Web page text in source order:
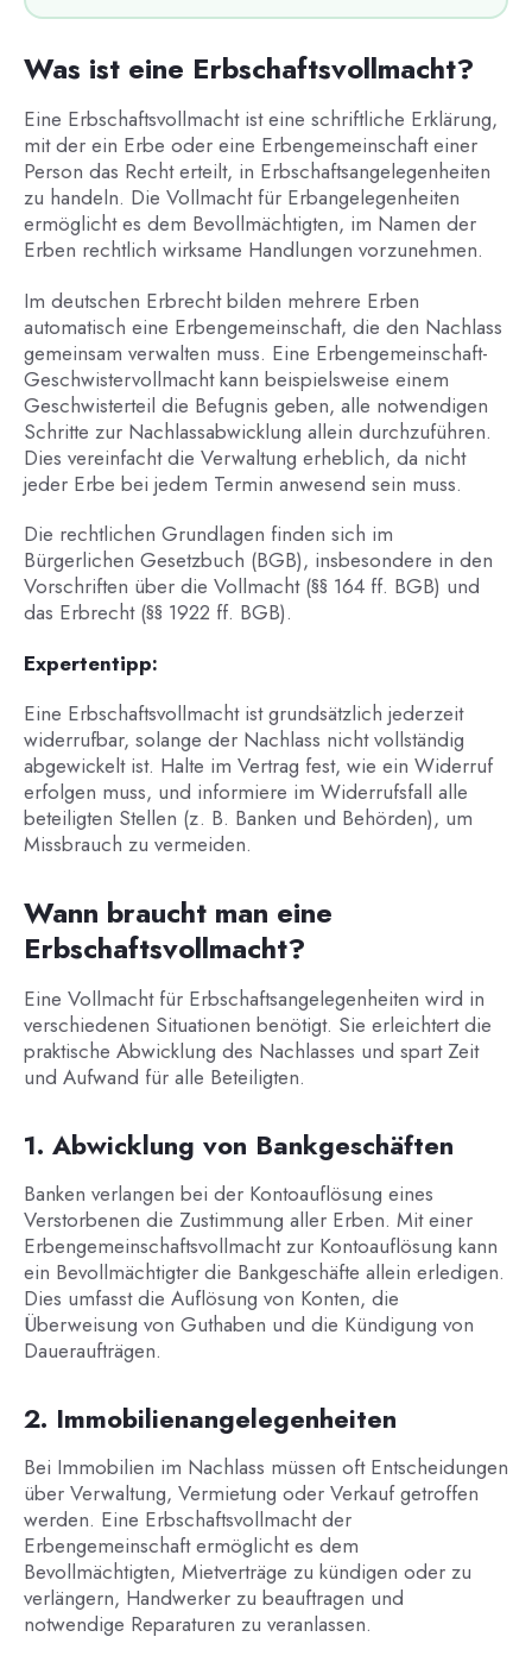
Was ist eine Erbschaftsvollmacht?
Eine Erbschaftsvollmacht ist eine schriftliche Erklärung,
mit der ein Erbe oder eine Erbengemeinschaft einer
Person das Recht erteilt, in Erbschaftsangelegenheiten
zu handeln. Die Vollmacht für Erbangelegenheiten
ermöglicht es dem Bevollmächtigten, im Namen der
Erben rechtlich wirksame Handlungen vorzunehmen.
Im deutschen Erbrecht bilden mehrere Erben
automatisch eine Erbengemeinschaft, die den Nachlass
gemeinsam verwalten muss. Eine Erbengemeinschaft-
Geschwistervollmacht kann beispielsweise einem
Geschwisterteil die Befugnis geben, alle notwendigen
Schritte zur Nachlassabwicklung allein durchzuführen.
Dies vereinfacht die Verwaltung erheblich, da nicht
jeder Erbe bei jedem Termin anwesend sein muss.
Die rechtlichen Grundlagen finden sich im
Bürgerlichen Gesetzbuch (BGB), insbesondere in den
Vorschriften über die Vollmacht (§§ 164 ff. BGB) und
das Erbrecht (§§ 1922 ff. BGB).
Expertentipp:
Eine Erbschaftsvollmacht ist grundsätzlich jederzeit
widerrufbar, solange der Nachlass nicht vollständig
abgewickelt ist. Halte im Vertrag fest, wie ein Widerruf
erfolgen muss, und informiere im Widerrufsfall alle
beteiligten Stellen (z. B. Banken und Behörden), um
Missbrauch zu vermeiden.
Wann braucht man eine
Erbschaftsvollmacht?
Eine Vollmacht für Erbschaftsangelegenheiten wird in
verschiedenen Situationen benötigt. Sie erleichtert die
praktische Abwicklung des Nachlasses und spart Zeit
und Aufwand für alle Beteiligten.
1. Abwicklung von Bankgeschäften
Banken verlangen bei der Kontoauflösung eines
Verstorbenen die Zustimmung aller Erben. Mit einer
Erbengemeinschaftsvollmacht zur Kontoauflösung kann
ein Bevollmächtigter die Bankgeschäfte allein erledigen.
Dies umfasst die Auflösung von Konten, die
Überweisung von Guthaben und die Kündigung von
Daueraufträgen.
2. Immobilienangelegenheiten
Bei Immobilien im Nachlass müssen oft Entscheidungen
über Verwaltung, Vermietung oder Verkauf getroffen
werden. Eine Erbschaftsvollmacht der
Erbengemeinschaft ermöglicht es dem
Bevollmächtigten, Mietverträge zu kündigen oder zu
verlängern, Handwerker zu beauftragen und
notwendige Reparaturen zu veranlassen.